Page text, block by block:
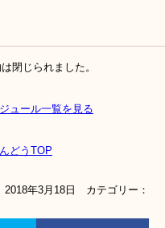
閉じられました。
ュール一覧を見る
どうTOP
2018年3月18日 カテゴリー：